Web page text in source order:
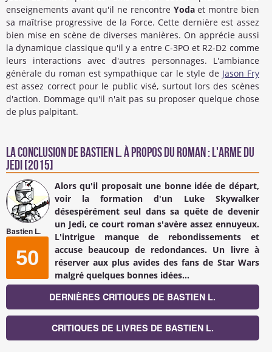
enseignements avant qu'il ne rencontre Yodaet montre bien
sa maîtrise progressive de la Force. Cette dernière est assez
bien mise en scène de diverses manières. On apprécie aussi
la dynamique classique qu'il y a entre C-3PO et R2-D2 comme
leurs interactions avec d'autres personnages. L'ambiance
générale du roman est sympathique car le style de Jason Fry
est assez correct pour le public visé, surtout lors des scènes
d'action. Dommage qu'il n'ait pas su proposer quelque chose
de plus palpitant.
La conclusion de Bastien L.à propos du Roman : L'Arme du
Jedi [2015]
Bastien L.
50
Alors qu'il proposait une bonne idée de départ,
voir la formation d'un Luke Skywalker
désespérément seul dans sa quête de devenir
un Jedi, ce court roman s'avère assez ennuyeux.
L'intrigue manque de rebondissements et
accuse beaucoup de redondances. Un livre à
réserver aux plus avides des fans de Star Wars
malgré quelques bonnes idées...
DERNIÈRES CRITIQUES DE BASTIEN L.
CRITIQUES DE LIVRES DE BASTIEN L.